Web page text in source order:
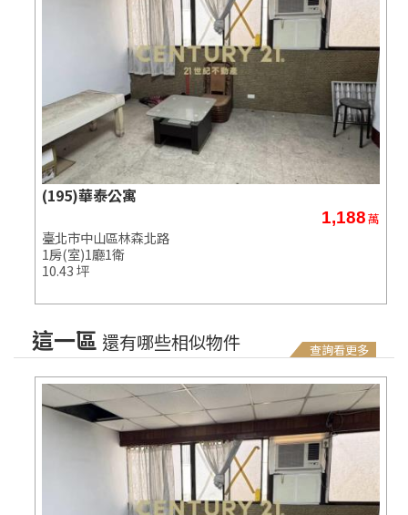
捷運中山國小站住辦大樓
1,988萬
臺北市中山區林森北路
3房(室)1廳1衛
34.27 坪
查詢看更多
這一區 還有哪些相似物件